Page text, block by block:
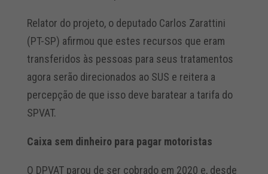
Relator do projeto, o deputado Carlos Zarattini
(PT-SP) afirmou que estes recursos que eram
transferidos às pessoas para seus tratamentos
agora serão direcionados ao SUS e reitera a
percepção de que isso deve baratear a tarifa do
SPVAT.
Caixa sem dinheiro para pagar motoristas
O DPVAT parou de ser cobrado em 2020 e, desde